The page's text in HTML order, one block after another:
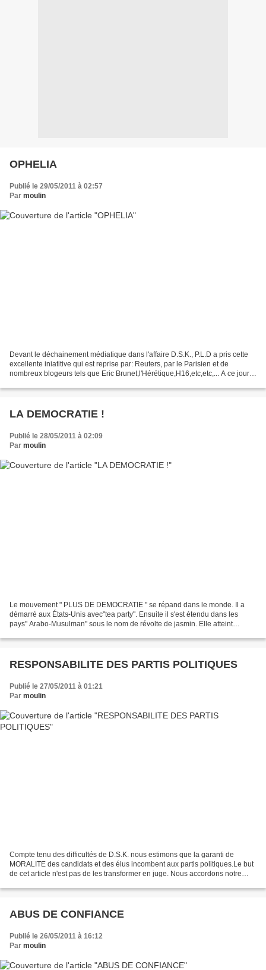
OPHELIA
Publié le 29/05/2011 à 02:57
Par moulin
Devant le déchainement médiatique dans l'affaire D.S.K., P.L.D a pris cette
excellente iniatitive qui est reprise par: Reuters, par le Parisien et de
nombreux blogeurs tels que Eric Brunet,l'Hérétique,H16,etc,etc,... A ce jour il
LA DEMOCRATIE !
Publié le 28/05/2011 à 02:09
Par moulin
Le mouvement " PLUS DE DEMOCRATIE " se répand dans le monde. Il a
démarré aux États-Unis avec"tea party". Ensuite il s'est étendu dans les
pays" Arabo-Musulman" sous le nom de révolte de jasmin. Elle atteint
RESPONSABILITE DES PARTIS POLITIQUES
Publié le 27/05/2011 à 01:21
Par moulin
Compte tenu des difficultés de D.S.K. nous estimons que la garanti de
MORALITE des candidats et des élus incombent aux partis politiques.Le but
de cet article n'est pas de les transformer en juge. Nous accordons notre
ABUS DE CONFIANCE
Publié le 26/05/2011 à 16:12
Par moulin